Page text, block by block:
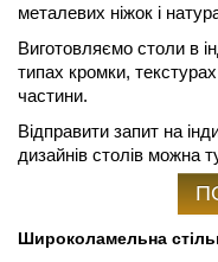
металевих ніжок і
Виготовляємо столи в
типах кромки,
частини.
Відправити запит на
дизайнів столів можна
Широколамельна